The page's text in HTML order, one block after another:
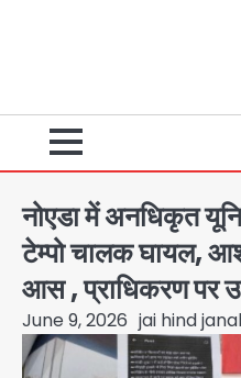
नोएडा में अनधिकृत
टेम्पो चालक घायल,
आस , प्राधिकरण पर
June 9, 2026 jai hind